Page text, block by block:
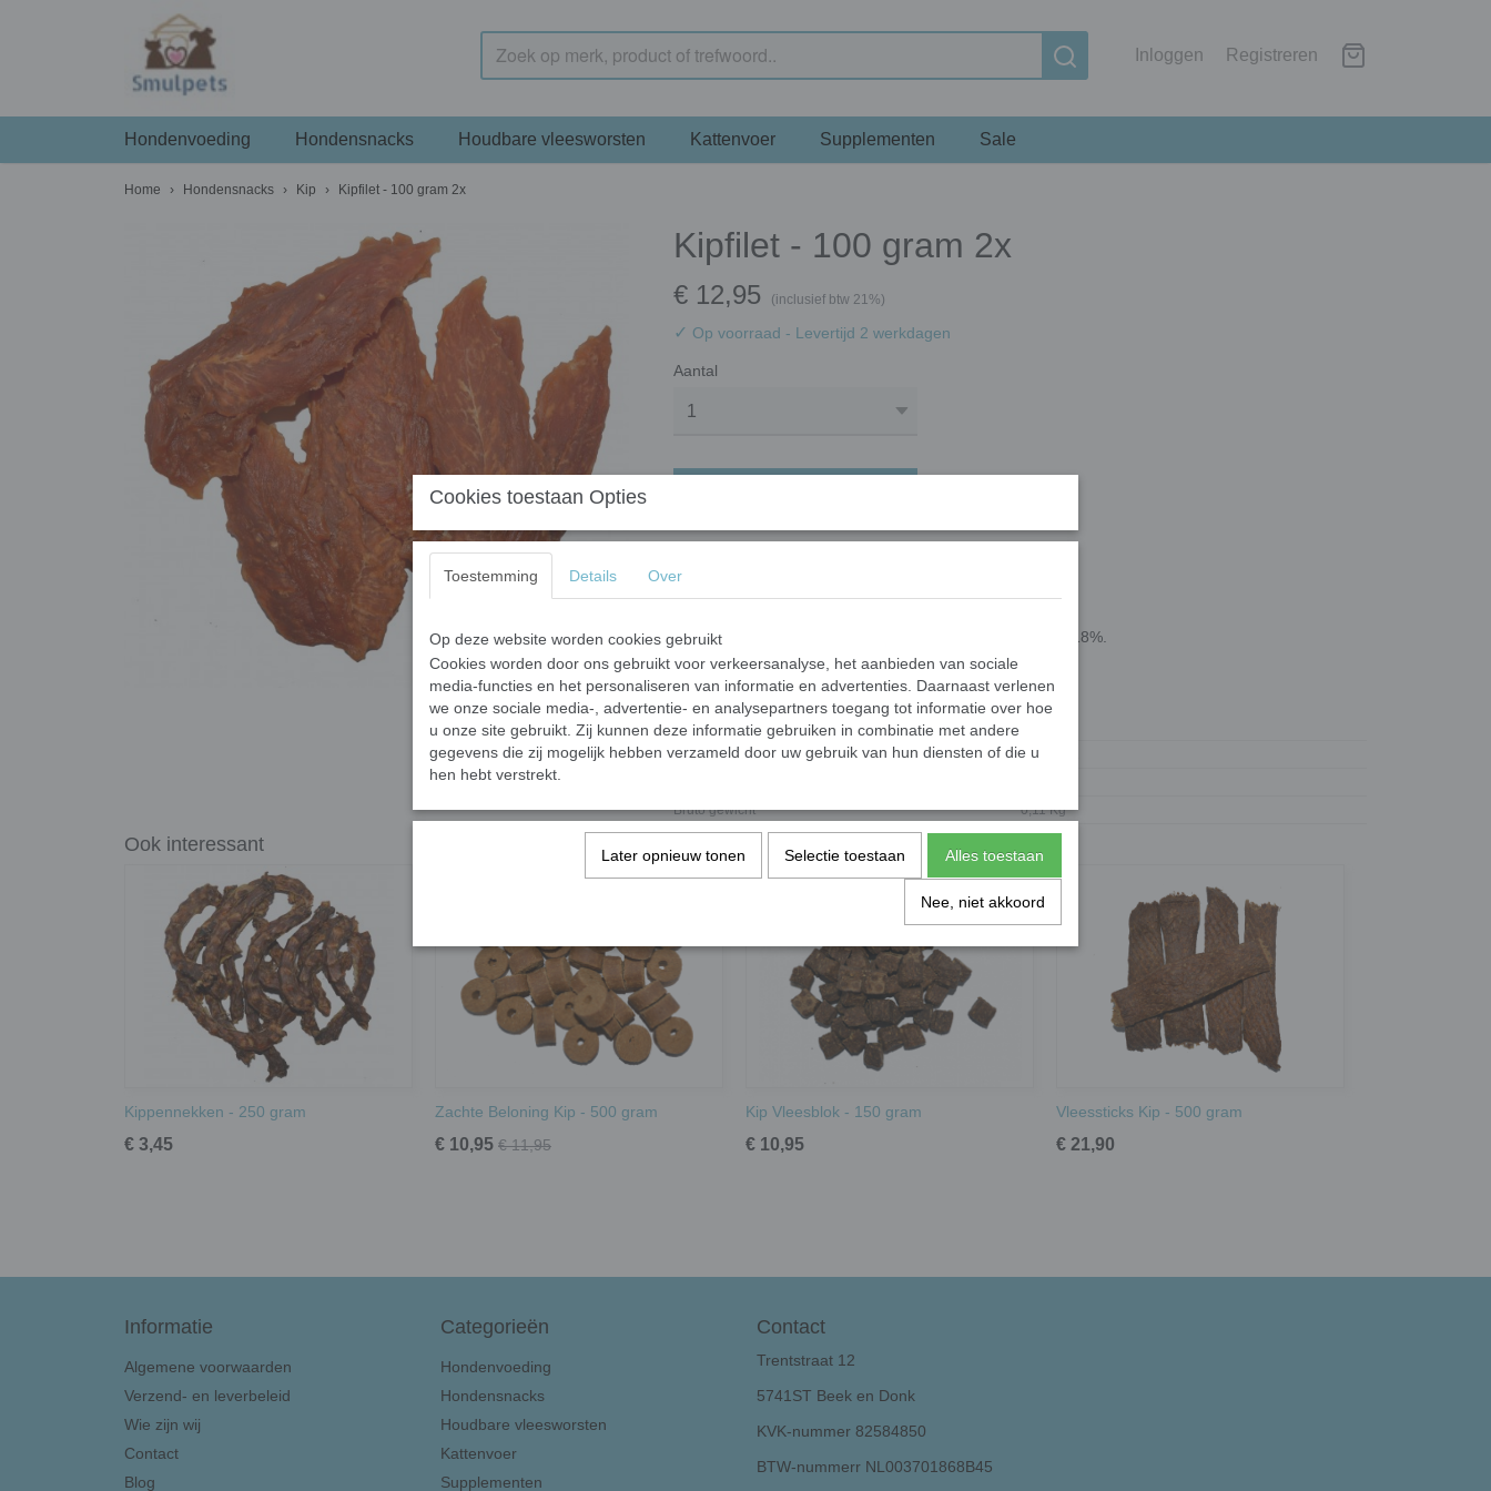
Inloggen Registreren
Hondenvoeding Hondensnacks Houdbare vleesworsten Kattenvoer Supplementen Sale
Home › Hondensnacks › Kip › Kipfilet - 100 gram 2x
Kipfilet - 100 gram 2x
€ 12,95 (inclusief btw 21%)
✓ Op voorraad - Levertijd 2 werkdagen
Aantal
Analyse: eiwit 58%, vet 1.5%, as 7,5%, celstof 1%, vocht 18%.
Specificaties
Productcode
EAN code
7,09E+12
Bruto gewicht
0,11 Kg
Ook interessant
Kippennekken - 250 gram
€ 3,45
Zachte Beloning Kip - 500 gram
€ 10,95 € 11,95
Kip Vleesblok - 150 gram
€ 10,95
Vleessticks Kip - 500 gram
€ 21,90
Informatie
Algemene voorwaarden
Verzend- en leverbeleid
Wie zijn wij
Contact
Blog
Categorieën
Hondenvoeding
Hondensnacks
Houdbare vleesworsten
Kattenvoer
Supplementen
Contact
Trentstraat 12
5741ST Beek en Donk
KVK-nummer 82584850
BTW-nummerr NL003701868B45
Cookies toestaan Opties
Toestemming Details Over
Op deze website worden cookies gebruikt
Cookies worden door ons gebruikt voor verkeersanalyse, het aanbieden van sociale
media-functies en het personaliseren van informatie en advertenties. Daarnaast verlenen
we onze sociale media-, advertentie- en analysepartners toegang tot informatie over hoe
u onze site gebruikt. Zij kunnen deze informatie gebruiken in combinatie met andere
gegevens die zij mogelijk hebben verzameld door uw gebruik van hun diensten of die u
hen hebt verstrekt.
Later opnieuw tonen Selectie toestaan Alles toestaan
Nee, niet akkoord